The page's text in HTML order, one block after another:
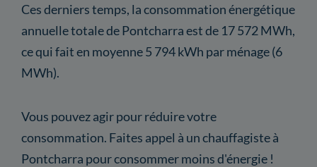
Ces derniers temps, la consommation énergétique
annuelle totale de Pontcharra est de 17 572 MWh,
ce qui fait en moyenne 5 794 kWh par ménage (6
MWh).
Vous pouvez agir pour réduire votre
consommation. Faites appel à un chauffagiste à
Pontcharra pour consommer moins d'énergie !